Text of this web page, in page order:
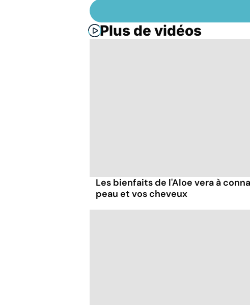
Plus de vidéos
Les bienfaits de l'Aloe vera à
peau et vos cheveux